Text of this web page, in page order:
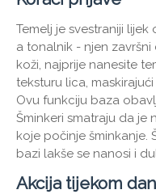
Temelj je svestraniji
a tonalnik - njen
koži, najprije nanesite
teksturu lica,
Ovu funkciju baza
Šminkeri smatraju da
koje počinje šminkanje.
bazi lakše se nanosi i
Akcija tijekom